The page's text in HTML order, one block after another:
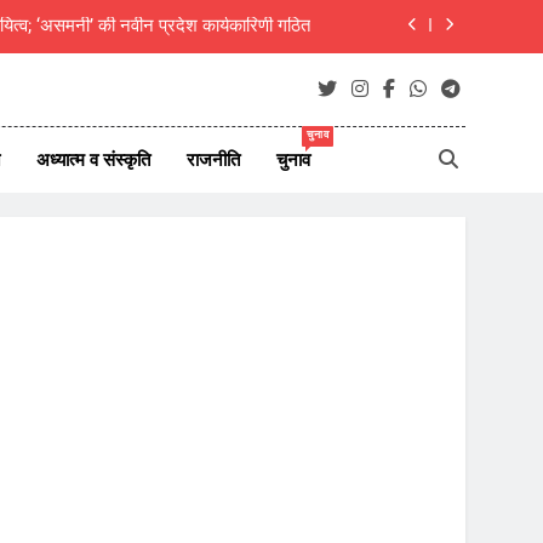
का राजस्थानी मोट्यार परिषद ने किया अभिनंदन
ऑफ न्यूज़ पोर्टल्स की कार्यकारिणी का विस्तार
अध्यात्म व संस्कृति राजनीति चुनाव
चुनाव